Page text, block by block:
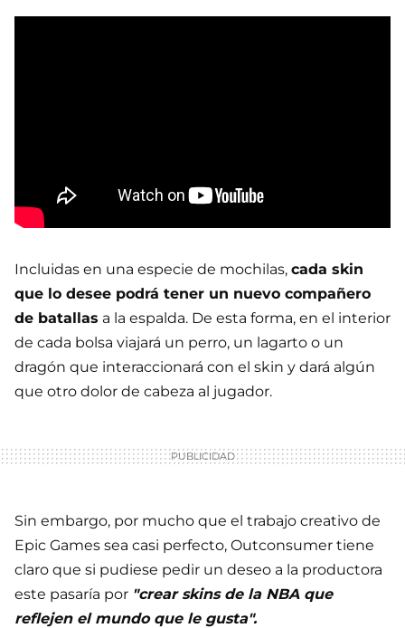
Incluidas en una especie de mochilas, cada skin
que lo desee podrá tener un nuevo compañero
de batallas a la espalda. De esta forma, en el interior
de cada bolsa viajará un perro, un lagarto o un
dragón que interaccionará con el skin y dará algún
que otro dolor de cabeza al jugador.
Sin embargo, por mucho que el trabajo creativo de
Epic Games sea casi perfecto, Outconsumer tiene
claro que si pudiese pedir un deseo a la productora
este pasaría por "crear skins de la NBA que
reflejen el mundo que le gusta".